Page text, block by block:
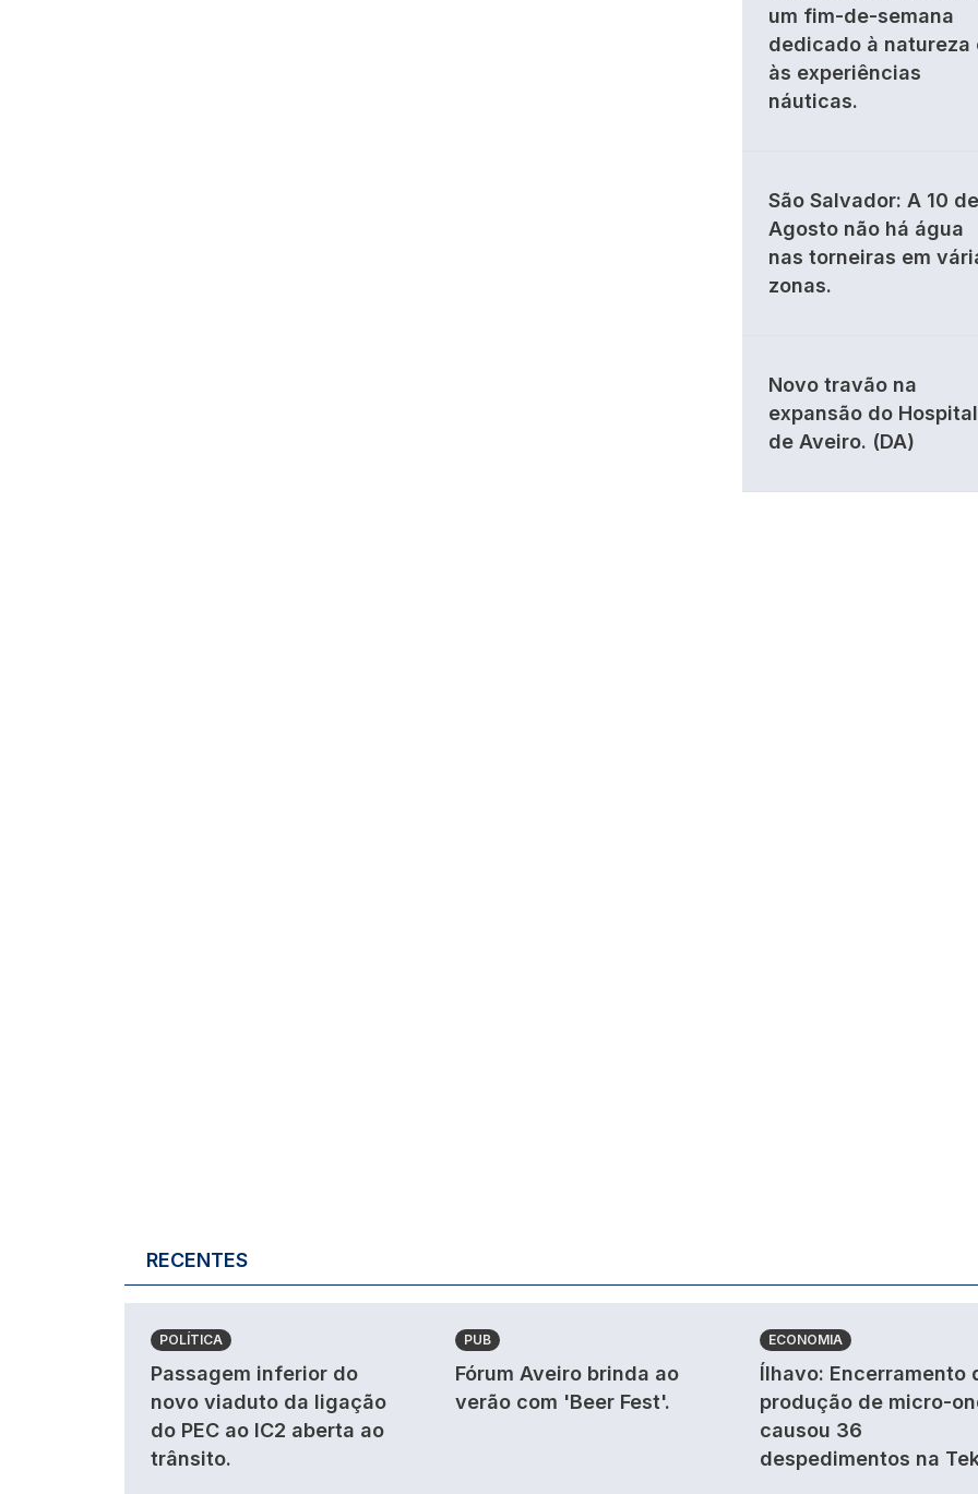
um fim-de-semana
dedicado à natureza
às experiências
náuticas.
São Salvador: A 10 de
Agosto não há água
nas torneiras em
zonas.
Novo travão na
expansão do Hospital
de Aveiro. (DA)
RECENTES
POLÍTICA
Passagem inferior do
novo viaduto da ligação
do PEC ao IC2 aberta ao
trânsito.
PUB
Fórum Aveiro brinda ao
verão com 'Beer Fest'.
ECONOMIA
Ílhavo: Encerramento
produção de micro-
causou 36
despedimentos na